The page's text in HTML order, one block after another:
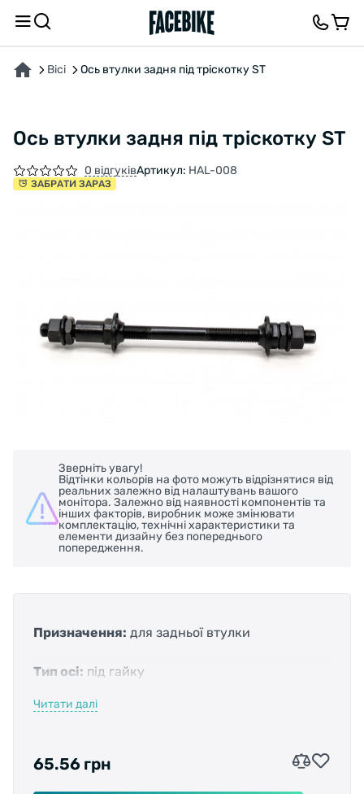
Вісі Ось втулки задня під тріскотку ST
Ось втулки задня під тріскотку ST
0 відгуківАртикул: HAL-008
ЗАБРАТИ ЗАРАЗ
Зверніть увагу!
Відтінки кольорів на фото можуть відрізнятися від
реальних залежно від налаштувань вашого
монітора. Залежно від наявності компонентів та
інших факторів, виробник може змінювати
комплектацію, технічні характеристики та
елементи дизайну без попереднього
попередження.
Призначення: для задньої втулки
Тип осі: під гайку
Тип трансмісії:
Довжина:175 мм
Читати далі
65.56 грн
ПРО ТОВАР ХАРАКТЕРИСТИКИОПИС ВІДГУКИ ТА ЗАПИТАННЯ